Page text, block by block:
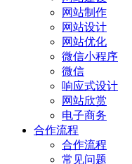
网站制作
网站设计
网站优化
微信小程序
微信
响应式设计
网站欣赏
电子商务
合作流程
合作流程
常见问题